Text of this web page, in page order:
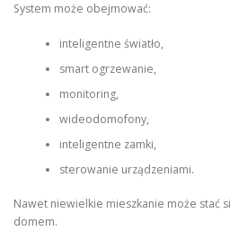
System może obejmować:
inteligentne światło,
smart ogrzewanie,
monitoring,
wideodomofony,
inteligentne zamki,
sterowanie urządzeniami.
Nawet niewielkie mieszkanie może stać
domem.